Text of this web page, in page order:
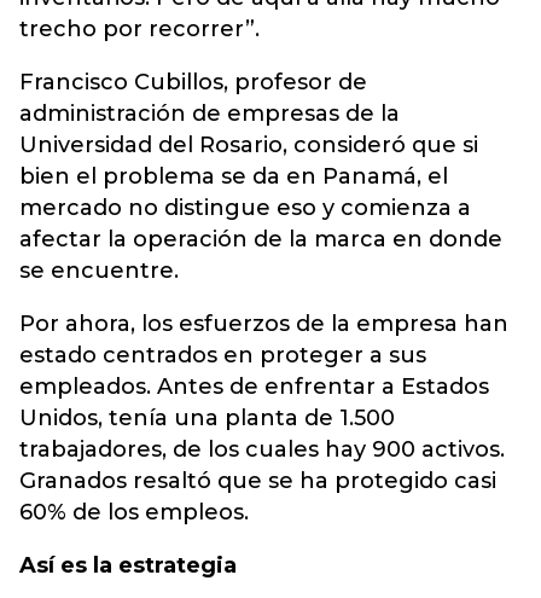
trecho por recorrer”.
Francisco Cubillos, profesor de
administración de empresas de la
Universidad del Rosario, consideró que si
bien el problema se da en Panamá, el
mercado no distingue eso y comienza a
afectar la operación de la marca en donde
se encuentre.
Por ahora, los esfuerzos de la empresa han
estado centrados en proteger a sus
empleados. Antes de enfrentar a Estados
Unidos, tenía una planta de 1.500
trabajadores, de los cuales hay 900 activos.
Granados resaltó que se ha protegido casi
60% de los empleos.
Así es la estrategia